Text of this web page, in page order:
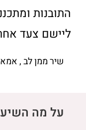
התובנות
ליישם צעד
שיר ממן לב , אמא
על מה